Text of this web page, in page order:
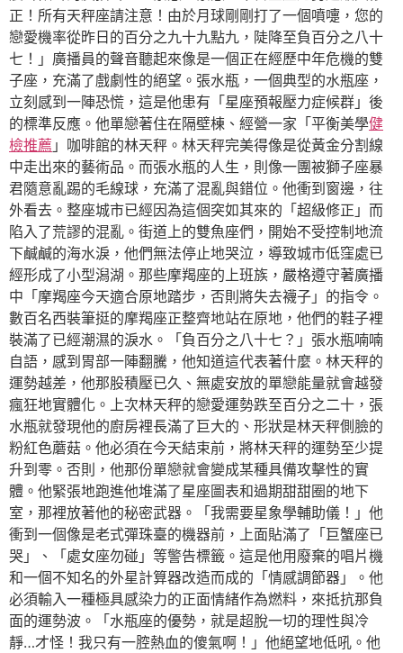
正！所有天秤座請注意！由於月球剛剛打了一個噴嚏，您的
戀愛機率從昨日的百分之九十九點九，陡降至負百分之八十
七！」廣播員的聲音聽起來像是一個正在經歷中年危機的雙
子座，充滿了戲劇性的絕望。張水瓶，一個典型的水瓶座，
立刻感到一陣恐慌，這是他患有「星座預報壓力症候群」後
的標準反應。他單戀著住在隔壁棟、經營一家「平衡美學健
檢推薦 」咖啡館的林天秤。林天秤完美得像是從黃金分割線
中走出來的藝術品。而張水瓶的人生，則像一團被獅子座暴
君隨意亂踢的毛線球，充滿了混亂與錯位。他衝到窗邊，往
外看去。整座城市已經因為這個突如其來的「超級修正」而
陷入了荒謬的混亂。街道上的雙魚座們，開始不受控制地流
下鹹鹹的海水淚，他們無法停止地哭泣，導致城市低窪處已
經形成了小型潟湖。那些摩羯座的上班族，嚴格遵守著廣播
中「摩羯座今天適合原地踏步，否則將失去襪子」的指令。
數百名西裝筆挺的摩羯座正整齊地站在原地，他們的鞋子裡
裝滿了已經潮濕的淚水。「負百分之八十七？」張水瓶喃喃
自語，感到胃部一陣翻騰，他知道這代表著什麼。林天秤的
運勢越差，他那股積壓已久、無處安放的單戀能量就會越發
瘋狂地實體化。上次林天秤的戀愛運勢跌至百分之二十，張
水瓶就發現他的廚房裡長滿了巨大的、形狀是林天秤側臉的
粉紅色蘑菇。他必須在今天結束前，將林天秤的運勢至少提
升到零。否則，他那份單戀就會變成某種具備攻擊性的實
體。他緊張地跑進他堆滿了星座圖表和過期甜甜圈的地下
室，那裡放著他的秘密武器。「我需要星象學輔助儀！」他
衝到一個像是老式彈珠臺的機器前，上面貼滿了「巨蟹座已
哭」、「處女座勿碰」等警告標籤。這是他用廢棄的唱片機
和一個不知名的外星計算器改造而成的「情感調節器」。他
必須輸入一種極具感染力的正面情緒作為燃料，來抵抗那負
面的運勢波。「水瓶座的優勢，就是超脫一切的理性與冷
靜…才怪！我只有一腔熱血的傻氣啊！」他絕望地低吼。他